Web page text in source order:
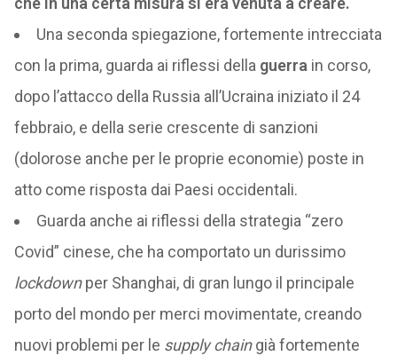
Una seconda spiegazione, fortemente intrecciata
con la prima, guarda ai riflessi della guerra in corso,
dopo l’attacco della Russia all’Ucraina iniziato il 24
febbraio, e della serie crescente di sanzioni
(dolorose anche per le proprie economie) poste in
atto come risposta dai Paesi occidentali.
Guarda anche ai riflessi della strategia “zero
Covid” cinese, che ha comportato un durissimo
lockdownper Shanghai, di gran lungo il principale
porto del mondo per merci movimentate, creando
nuovi problemi per le supply chaingià fortemente